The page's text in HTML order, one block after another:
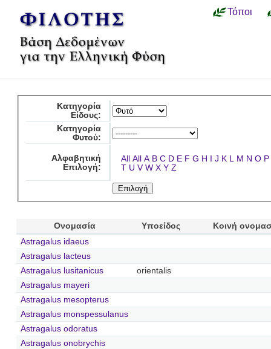
Τόποι
Κατηγορία
Είδους:
Κατηγορία
Φυτού:
Αλφαβητική
Επιλογή:
All All A B C D E F G H I J K L M N O P
T U V W X Y Z
Ονομασία Υποείδος
Κοινή
Astragalus idaeus
Astragalus lacteus
Astragalus lusitanicus
orientalis
Astragalus mayeri
Astragalus mesopterus
Astragalus monspessulanus
Astragalus odoratus
Astragalus onobrychis